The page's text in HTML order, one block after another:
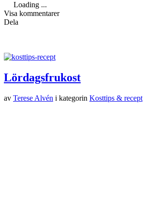
Loading ...
Visa kommentarer
Dela
Lördagsfrukost
av Terese Alvén i kategorin Kosttips & recept